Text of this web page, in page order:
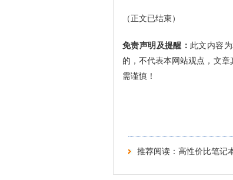
（正文已结束）
免责声明及提醒： 此文内容
的，不代表本网站观点，文
需谨慎！
推荐阅读： 高性价比笔记